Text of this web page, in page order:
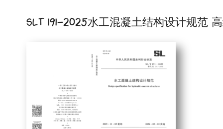
SLT 191-2025水工混凝土结构设计规范